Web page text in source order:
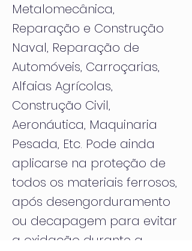
Metalomecânica,
Reparação e Construção
Naval, Reparação de
Automóveis, Carroçarias,
Alfaias Agrícolas,
Construção Civil,
Aeronáutica, Maquinaria
Pesada, Etc. Pode ainda
aplicarse na proteção de
todos os materiais ferrosos,
após desengorduramento
ou decapagem para evitar
a oxidação durante a